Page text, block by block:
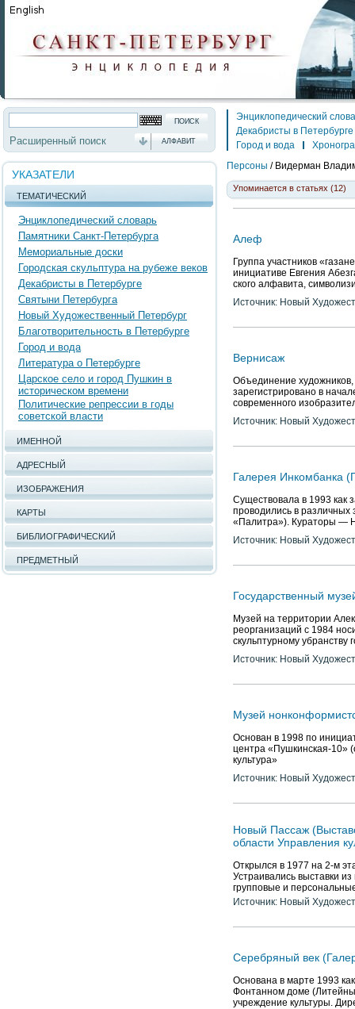
Расширенный поиск АЛФАВИТ
УКАЗАТЕЛИ
ТЕМАТИЧЕСКИЙ
Энциклопедический словарь
Памятники Санкт-Петербурга
Мемориальные доски
Городская скульптура на рубеже веков
Декабристы в Петербурге
Святыни Петербурга
Новый Художественный Петербург
Благотворительность в Петербурге
Город и вода
Литература о Петербурге
Царское село и город Пушкин в
историческом времени
Политические репрессии в годы
советской власти
ИМЕННОЙ
АДРЕСНЫЙ
ИЗОБРАЖЕНИЯ
КАРТЫ
БИБЛИОГРАФИЧЕСКИЙ
ПРЕДМЕТНЫЙ
Энциклопедический
Декабристы в Петербурге
Город и вода
Персоны / Видерман
Упоминается в статьях (12)
Алеф
Группа участников
инициативе Евгения
ского алфавита,
Источник: Новый
Вернисаж
Объединение художников,
зарегистрировано в
современного
Источник: Новый
Галерея Инкомбанка
Существовала в 1993 как
проводились в различных
«Палитра»). Кураторы —
Источник: Новый
Государственный
Музей на территории
реорганизаций с 1984
скульптурному убранству
Источник: Новый
Музей
Основан в 1998 по
центра «Пушкинская-10»
культура»
Источник: Новый
Новый Пассаж
области Управления
Открылся в 1977 на 2-м
Устраивались выставки
групповые и
Источник: Новый
Серебряный век
Основана в марте 1993
Фонтанном доме
учреждение культуры.